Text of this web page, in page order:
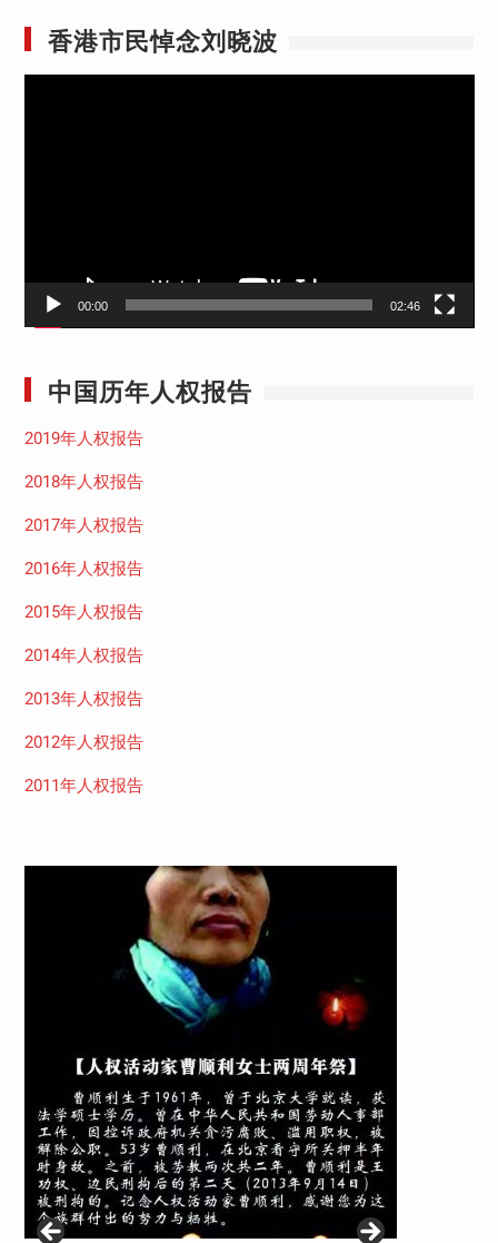
香港市民悼念刘晓波
00:00 02:46
中国历年人权报告
2019年人权报告
2018年人权报告
2017年人权报告
2016年人权报告
2015年人权报告
2014年人权报告
2013年人权报告
2012年人权报告
2011年人权报告